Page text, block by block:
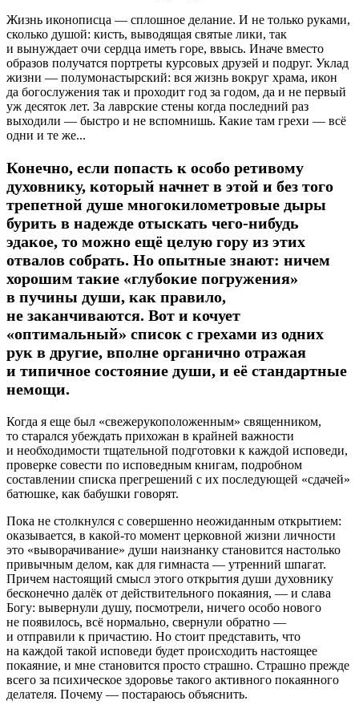
Жизнь иконописца — сплошное делание. И не только руками,
сколько душой: кисть, выводящая святые лики, так
и вынуждает очи сердца иметь горе, ввысь. Иначе вместо
образов получатся портреты курсовых друзей и подруг. Уклад
жизни — полумонастырский: вся жизнь вокруг храма, икон
да богослужения так и проходит год за годом, да и не первый
уж десяток лет. За лаврские стены когда последний раз
выходили — быстро и не вспомнишь. Какие там грехи — всё
одни и те же...
Конечно, если попасть к особо ретивому
духовнику, который начнет в этой и без того
трепетной душе многокилометровые дыры
бурить в надежде отыскать чего-нибудь
эдакое, то можно ещё целую гору из этих
отвалов собрать. Но опытные знают: ничем
хорошим такие «глубокие погружения»
в пучины души, как правило,
не заканчиваются. Вот и кочует
«оптимальный» список с грехами из одних
рук в другие, вполне органично отражая
и типичное состояние души, и её стандартные
немощи.
Когда я еще был «свежерукоположенным» священником,
то старался убеждать прихожан в крайней важности
и необходимости тщательной подготовки к каждой исповеди,
проверке совести по исповедным книгам, подробном
составлении списка прегрешений с их последующей «сдачей»
батюшке, как бабушки говорят.
Пока не столкнулся с совершенно неожиданным открытием:
оказывается, в какой-то момент церковной жизни личности
это «выворачивание» души наизнанку становится настолько
привычным делом, как для гимнаста — утренний шпагат.
Причем настоящий смысл этого открытия души духовнику
бесконечно далёк от действительного покаяния, — и слава
Богу: вывернули душу, посмотрели, ничего особо нового
не появилось, всё нормально, свернули обратно —
и отправили к причастию. Но стоит представить, что
на каждой такой исповеди будет происходить настоящее
покаяние, и мне становится просто страшно. Страшно прежде
всего за психическое здоровье такого активного покаянного
делателя. Почему — постараюсь объяснить.